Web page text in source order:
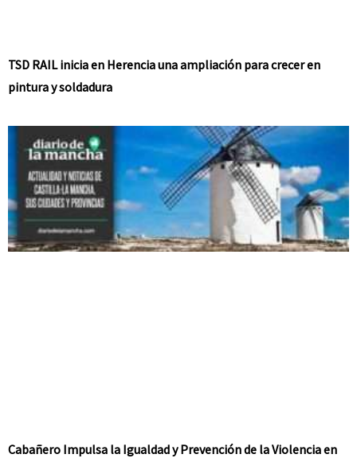
TSD RAIL inicia en Herencia una ampliación para crecer en
pintura y soldadura
Cabañero Impulsa la Igualdad y Prevención de la Violencia en